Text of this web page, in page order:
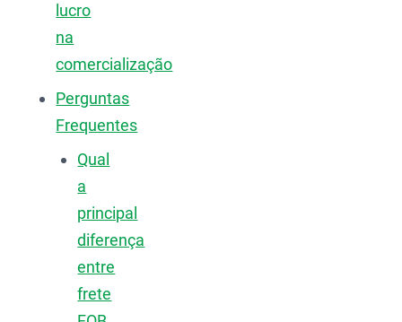
lucro
na
comercialização
Perguntas
Frequentes
Qual
a
principal
diferença
entre
frete